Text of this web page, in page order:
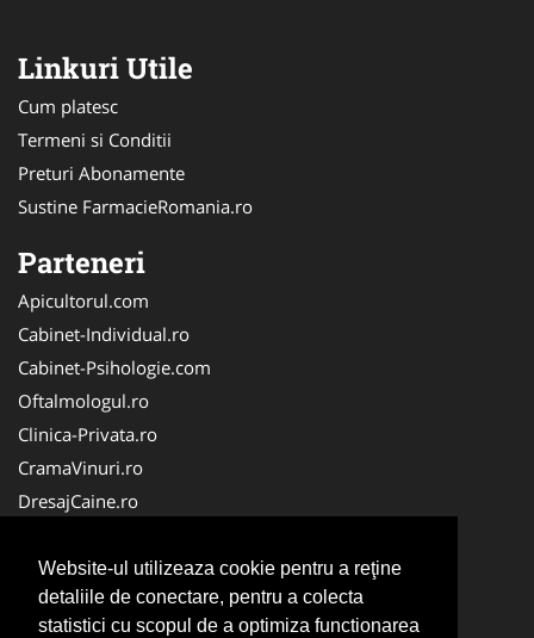
Website-ul utilizeaza cookie pentru a reţine
detaliile de conectare, pentru a colecta
statistici cu scopul de a optimiza functionarea
Linkuri Utile
Cum platesc
Termeni si Conditii
Preturi Abonamente
Sustine FarmacieRomania.ro
Parteneri
Apicultorul.com
Cabinet-Individual.ro
Cabinet-Psihologie.com
Oftalmologul.ro
Clinica-Privata.ro
CramaVinuri.ro
DresajCaine.ro
Alpinist-Utilitar.com
Birouri-Cadastru.ro